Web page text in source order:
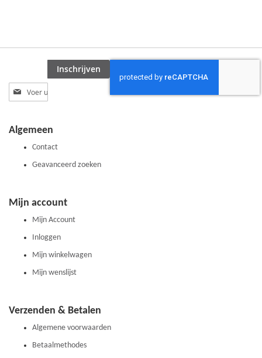
Abonneer
u
nieuwsbrief
Inschrijven
Algemeen
Contact
Geavanceerd zoeken
Mijn account
Mijn Account
Inloggen
Mijn winkelwagen
Mijn wenslijst
Verzenden & Betalen
Algemene voorwaarden
Betaalmethodes